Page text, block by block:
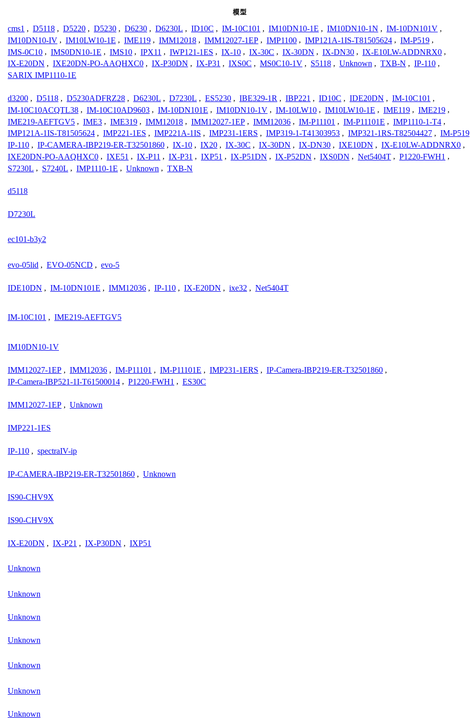
模型
cms1 , D5118 , D5220 , D5230 , D6230 , D6230L , ID10C , IM-10C101 , IM10DN10-1E , IM10DN10-1N , IM-10DN101V ,
IM10DN10-IV , IM10LW10-1E , IME119 , IMM12018 , IMM12027-1EP , IMP1100 , IMP121A-1IS-T81505624 , IM-P519 ,
IMS-0C10 , IMS0DN10-1E , IMS10 , IPX11 , IWP121-1ES , IX-10 , IX-30C , IX-30DN , IX-DN30 , IX-E10LW-ADDNRX0 ,
IX-E20DN , IXE20DN-PO-AAQHXC0 , IX-P30DN , IX-P31 , IXS0C , MS0C10-1V , S5118 , Unknown , TXB-N , IP-110 ,
SARIX IMP1110-1E
d3200 , D5118 , D5230ADFRZ28 , D6230L , D7230L , ES5230 , IBE329-1R , IBP221 , ID10C , IDE20DN , IM-10C101 ,
IM-10C10ACQTL38 , IM-10C10AD9603 , IM-10DN101E , IM10DN10-1V , IM-10LW10 , IM10LW10-1E , IME119 , IME219 ,
IME219-AEFTGV5 , IME3 , IME319 , IMM12018 , IMM12027-1EP , IMM12036 , IM-P11101 , IM-P11101E , IMP1110-1-T4 ,
IMP121A-1IS-T81505624 , IMP221-1ES , IMP221A-1IS , IMP231-1ERS , IMP319-1-T41303953 , IMP321-1RS-T82504427 , IM-P519
IP-110 , IP-CAMERA-IBP219-ER-T32501860 , IX-10 , IX20 , IX-30C , IX-30DN , IX-DN30 , IXE10DN , IX-E10LW-ADDNRX0 ,
IXE20DN-PO-AAQHXC0 , IXE51 , IX-P11 , IX-P31 , IXP51 , IX-P51DN , IX-P52DN , IXS0DN , Net5404T , P1220-FWH1 ,
S7230L , S7240L , IMP1110-1E , Unknown , TXB-N
d5118
D7230L
ec101-b3y2
evo-05lid , EVO-05NCD , evo-5
IDE10DN , IM-10DN101E , IMM12036 , IP-110 , IX-E20DN , ixe32 , Net5404T
IM-10C101 , IME219-AEFTGV5
IM10DN10-1V
IMM12027-1EP , IMM12036 , IM-P11101 , IM-P11101E , IMP231-1ERS , IP-Camera-IBP219-ER-T32501860 ,
IP-Camera-IBP521-1I-T61500014 , P1220-FWH1 , ES30C
IMM12027-1EP , Unknown
IMP221-1ES
IP-110 , spectraIV-ip
IP-CAMERA-IBP219-ER-T32501860 , Unknown
IS90-CHV9X
IS90-CHV9X
IX-E20DN , IX-P21 , IX-P30DN , IXP51
Unknown
Unknown
Unknown
Unknown
Unknown
Unknown
Unknown